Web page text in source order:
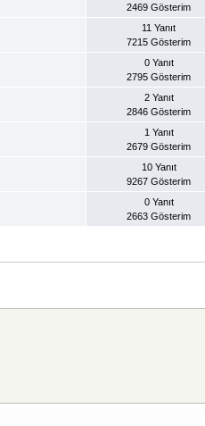
2469 Gösterim
11 Yanıt
7215 Gösterim
0 Yanıt
2795 Gösterim
2 Yanıt
2846 Gösterim
1 Yanıt
2679 Gösterim
10 Yanıt
9267 Gösterim
0 Yanıt
2663 Gösterim